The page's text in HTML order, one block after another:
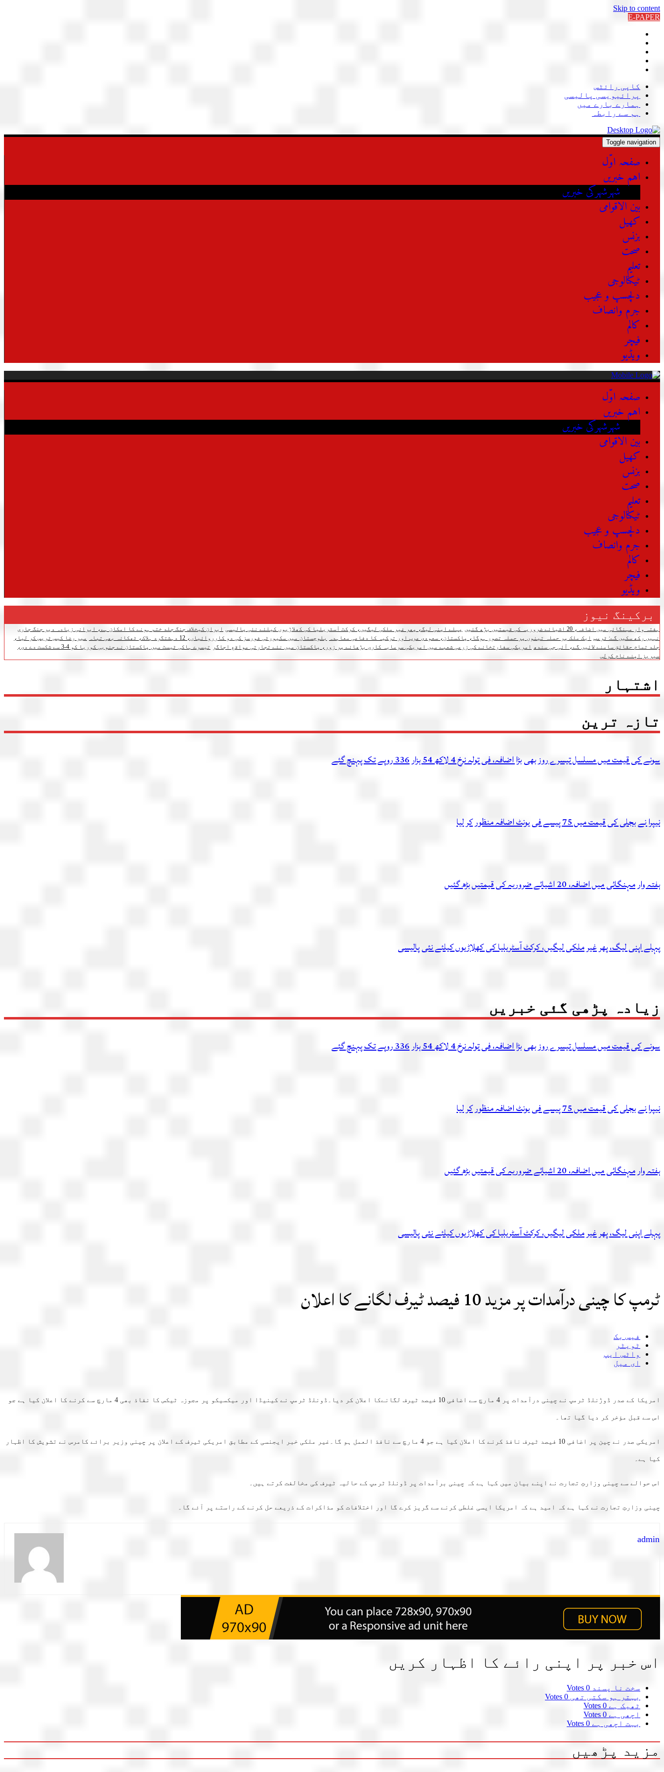
Skip to content
E-PAPER
کاپی رائٹس
پرائیویسی پالیسی
ہمارے بارے میں
ہم سے رابطہ
Toggle navigation
صفحہ اوّل
اہم خبریں
شہرشہرکی خبریں
بین الاقوامی
کھیل
بزنس
صحت
تعلیم
ٹیکنالوجی
دلچسپ و عجیب
جرم وانصاف
کالم
فیچر
ویڈیو
صفحہ اوّل
اہم خبریں
شہرشہرکی خبریں
بین الاقوامی
کھیل
بزنس
صحت
تعلیم
ٹیکنالوجی
دلچسپ و عجیب
جرم وانصاف
کالم
فیچر
ویڈیو
برکینگ نیوز
ہفتہ وار مہنگائی میں اضافہ، 20 اشیائے ضروریہ کی قیمتیں بڑھ گئیں پہلے اپنی لیگ، پھر غیر ملکی لیگیں، کرکٹ آسٹریلیا کی کھلاڑیوں کیلئے نئی پالیسی ایران کیخلاف جنگ جلد ختم ہونے کا امکان ہے، ایرانی زیادہ دیر جنگ جاری
نہیں رکھ سکیں گے: ٹرمپ ایک ملک پر حملہ تینوں پر حملہ تصور ہوگا، پاکستان، سعودی عرب اور ترکیہ کا دفاعی معاہدہ بلوچستان میں سکیورٹی فورسز کی دو کارروائیاں، 12 دہشتگرد ہلاک، ٹھکانہ بھی تباہ
میر رضا کیس ٹریس کر لیا،
جلد تمام حقائق سامنے لائیں گے، آئی جی سندھ امریکی سفارتخانے کی زرعی شعبے میں امریکی سرمایہ کاری بڑھانے پر زور، پاکستان میں نئے تجارتی مواقع اجاگر
تیسرے ہاکی ٹیسٹ میں پاکستان نے جنوبی کوریا کو 4-3 سے شکست دے دی،
سیریز اپنے نام کرلی
اشتہار
تازہ ترین
سونے کی قیمت میں مسلسل تیسرے روز بھی بڑا اضافہ، فی تولہ نرخ 4 لاکھ 54 ہزار 336 روپے تک پہنچ گئے
نیپرا نے بجلی کی قیمت میں 75 پیسے فی یونٹ اضافہ منظور کر لیا
ہفتہ وار مہنگائی میں اضافہ، 20 اشیائے ضروریہ کی قیمتیں بڑھ گئیں
پہلے اپنی لیگ، پھر غیر ملکی لیگیں، کرکٹ آسٹریلیا کی کھلاڑیوں کیلئے نئی پالیسی
زیادہ پڑھی گئی خبریں
سونے کی قیمت میں مسلسل تیسرے روز بھی بڑا اضافہ، فی تولہ نرخ 4 لاکھ 54 ہزار 336 روپے تک پہنچ گئے
نیپرا نے بجلی کی قیمت میں 75 پیسے فی یونٹ اضافہ منظور کر لیا
ہفتہ وار مہنگائی میں اضافہ، 20 اشیائے ضروریہ کی قیمتیں بڑھ گئیں
پہلے اپنی لیگ، پھر غیر ملکی لیگیں، کرکٹ آسٹریلیا کی کھلاڑیوں کیلئے نئی پالیسی
ٹرمپ کا چینی درآمدات پر مزید 10 فیصد ٹیرف لگانے کا اعلان
فیس بک
ٹویٹر
واٹس ایپ
ای میل
امریکا کے صدر ڈوڑنلڈ ٹرمپ نے چینی درآمدات پر 4 مارچ سے اضافی 10 فیصد ٹیرف لگانےکا اعلان کر دیا۔ڈونلڈ ٹرمپ نے کینیڈا اور میکسیکو پر مجوزہ ٹیکس کا نفاذ بھی 4 مارچ سے کرنے کا اعلان کیا ہے جو
اس سے قبل مؤخر کر دیا گیا تھا۔
امریکی صدر نے چین پر اضافی 10 فیصد ٹیرف نافذ کرنے کا اعلان کیا ہے جو 4 مارچ سے نافذ العمل ہو گا۔غیر ملکی خبر ایجنسی کے مطابق امریکی ٹیرف کے اعلان پر چینی وزیر برائے کامرس نے تشویش کا اظہار
کیا ہے۔
اس حوالے سے چینی وزارتِ تجارت نے اپنے بیان میں کہا ہے کہ چینی برآمدات پر ڈونلڈ ٹرمپ کے حالیہ ٹیرف کی مخالفت کرتے ہیں۔
چینی وزارتِ تجارت نے کہا ہے کہ امید ہے کہ امریکا ایسی غلطی کرنے سے گریز کرے گا اور اختلافات کو مذاکرات کے ذریعے حل کرنے کے راستے پر آئے گا۔
admin
اس خبر پر اپنی رائے کا اظہار کریں
سخت نا پسند 0 Votes
بہتر ہو سکتی تھی 0 Votes
ٹھیک ہے 0 Votes
اچھی ہے 0 Votes
بہت اچھی ہے 0 Votes
مزید پڑھیں